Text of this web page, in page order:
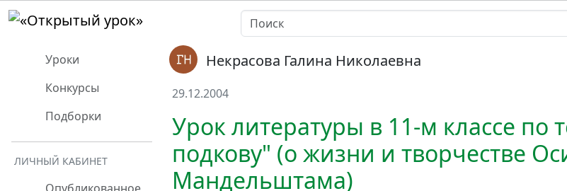
Уроки
Конкурсы
Подборки
ЛИЧНЫЙ КАБИНЕТ
Некрасова Галина Николаевна
29.12.2004
Урок литературы в 11-м классе
подкову" (о жизни и творчестве
Мандельштама)